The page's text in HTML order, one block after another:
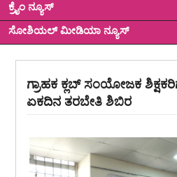
ಕ್ರೈಂ ನ್ಯೂಸ್
ಸೋಶಿಯಲ್ ಮೀಡಿಯಾ ನ್ಯೂಸ್
ಗ್ರಾಹಕ ಕ್ಲಬ್ ಸಂಯೋಜಕ
ಏಕದಿನ ತರಬೇತಿ ಶಿಬಿರ